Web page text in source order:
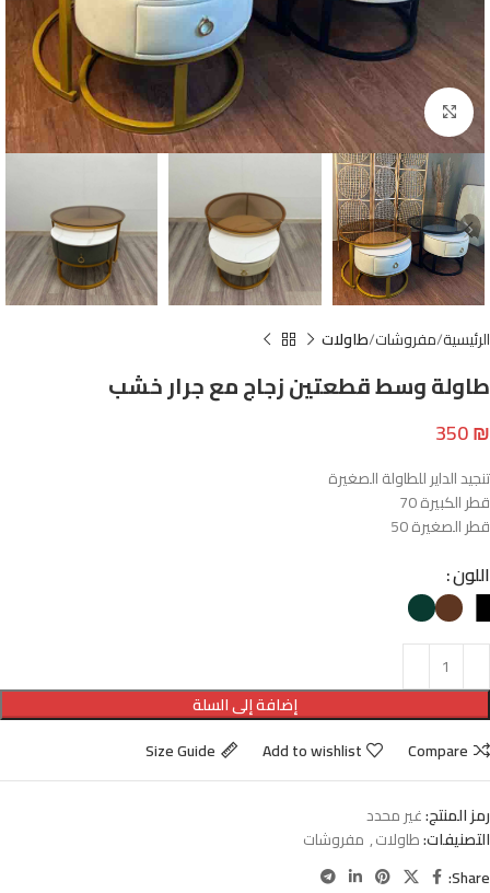
Click to enlarge
الرئيسية مفروشات طاولات
طاولة وسط قطعتين زجاج مع جرار خشب
350₪
تنجيد الداير للطاولة الصغيرة
قطر الكبيرة 70
قطر الصغيرة 50
اللون
إضافة إلى السلة
Compare
Add to wishlist
Size Guide
رمز المنتج:غير محدد
التصنيفات:طاولات, مفروشات
Share: